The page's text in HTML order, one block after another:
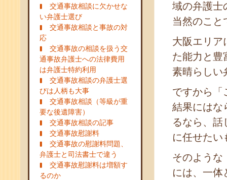
交通事故相談に欠かせな
い弁護士選び
交通事故相談と事故の対
応
交通事故の相談を扱う交
通事故弁護士への法律費用
は弁護士特約利用
交通事故相談の弁護士選
びは人柄も大事
交通事故相談（等級が重
要な後遺障害）
交通事故相談の記事
交通事故慰謝料
交通事故の慰謝料問題、
弁護士と司法書士で違う
交通事故慰謝料は増額す
るのか
域の弁護士
当然のこと
大阪エリア
た能力と豊
素晴らしい
ですから「
結果にはな
るなら、話
に任せたい
そのような
には、一体